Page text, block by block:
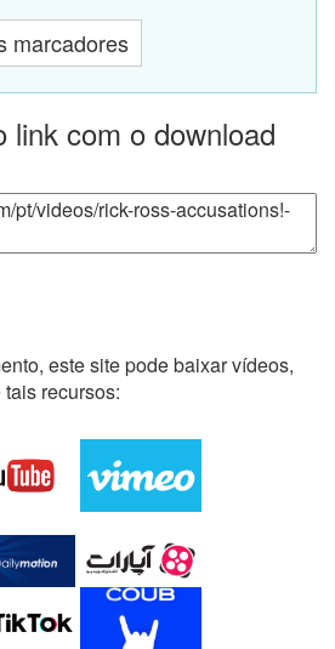
marcadores
link com o download
este site pode baixar vídeos,
recursos: